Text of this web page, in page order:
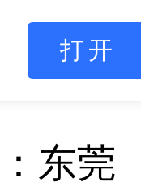
东莞
打开